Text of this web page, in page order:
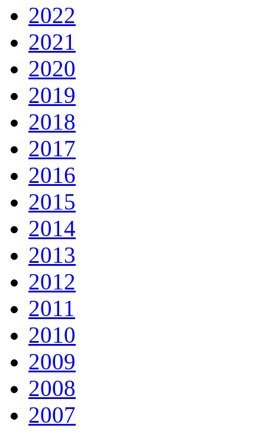
2022
2021
2020
2019
2018
2017
2016
2015
2014
2013
2012
2011
2010
2009
2008
2007